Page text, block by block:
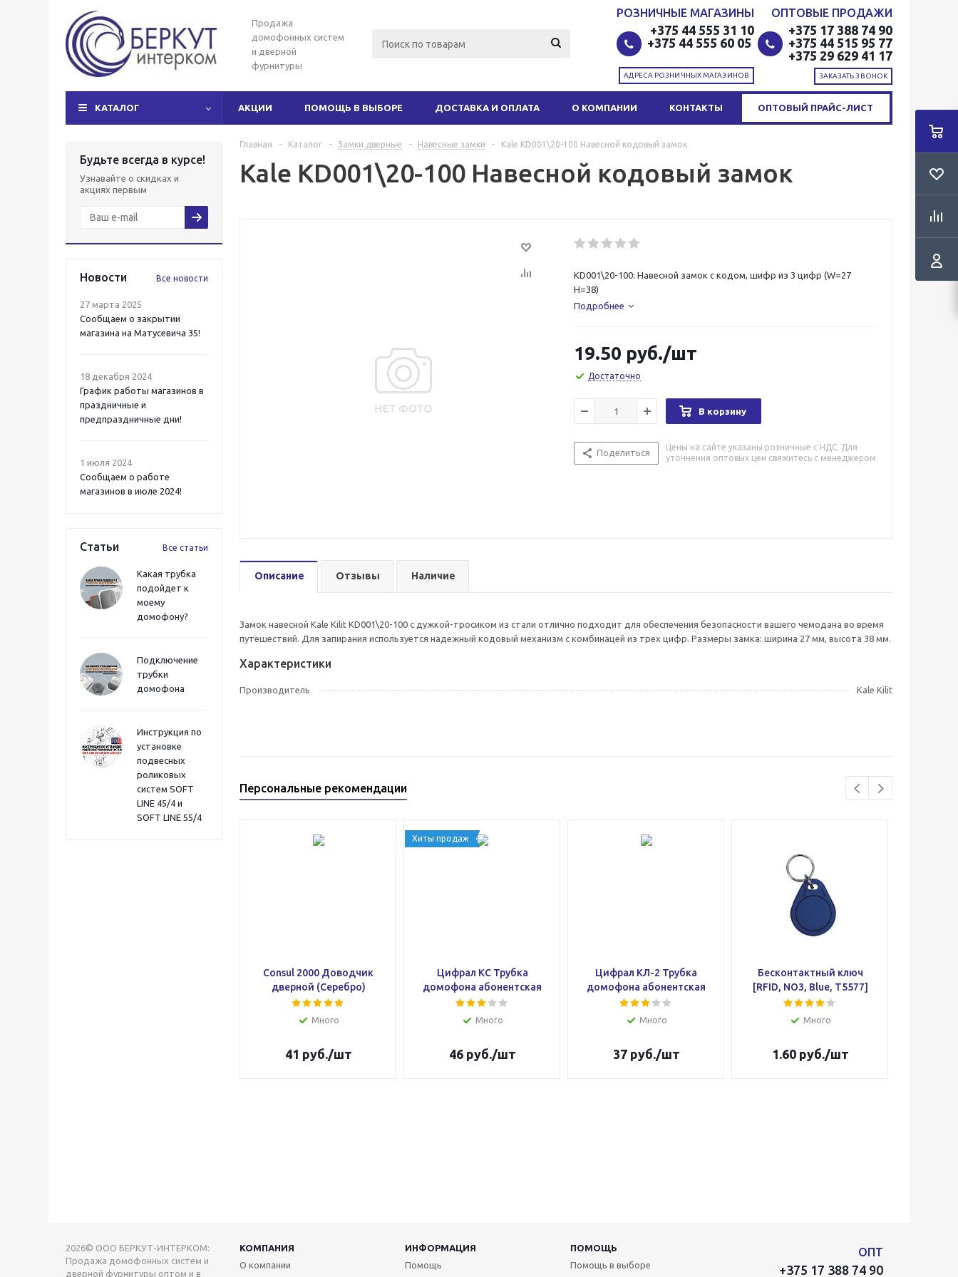
Продажа
домофонных систем
и дверной
фурнитуры
РОЗНИЧНЫЕ МАГАЗИНЫ
+375 44 555 31 10
+375 44 555 60 05
АДРЕСА РОЗНИЧНЫХ МАГАЗИНОВ
ОПТОВЫЕ ПРОДАЖИ
+375 17 388 74 90
+375 44 515 95 77
+375 29 629 41 17
ЗАКАЗАТЬ ЗВОНОК
КАТАЛОГ АКЦИИ ПОМОЩЬ В ВЫБОРЕ ДОСТАВКА И ОПЛАТА О КОМПАНИИ КОНТАКТЫ ОПТОВЫЙ ПРАЙС-ЛИСТ
Будьте всегда в курсе!
Узнавайте о скидках и
акциях первым
Новости Все новости
27 марта 2025
Сообщаем о закрытии
магазина на Матусевича 35!
18 декабря 2024
График работы магазинов в
праздничные и
предпраздничные дни!
1 июля 2024
Сообщаем о работе
магазинов в июле 2024!
Статьи Все статьи
Какая трубка
подойдет к
моему
домофону?
Подключение
трубки
домофона
Инструкция по
установке
подвесных
роликовых
систем SOFT
LINE 45/4 и
SOFT LINE 55/4
Главная - Каталог - Замки дверные - Навесные замки - Kale KD001\20-100 Навесной кодовый замок
Kale KD001\20-100 Навесной кодовый замок
KD001\20-100: Навесной замок с кодом, шифр из 3 цифр (W=27
H=38)
Подробнее
19.50 руб./шт
Достаточно
В корзину
Поделиться
Цены на сайте указаны розничные с НДС. Для
уточнения оптовых цен свяжитесь с менеджером
Описание Отзывы Наличие
Замок навесной Kale Kilit KD001\20-100 с дужкой-тросиком из стали отлично подходит для обеспечения безопасности вашего чемодана во время
путешествий. Для запирания используется надежный кодовый механизм с комбинацей из трех цифр. Размеры замка: ширина 27 мм, высота 38 мм.
Характеристики
Производитель Kale Kilit
Персональные рекомендации
Consul 2000 Доводчик
дверной (Серебро)
Много
41 руб./шт
Хиты продаж
Цифрал КС Трубка
домофона абонентская
Много
46руб./шт
Цифрал КЛ-2 Трубка
домофона абонентская
Много
37руб./шт
Бесконтактный ключ
[RFID, NO3, Blue, T5577]
Много
1.60руб./шт
2026© ООО БЕРКУТ-ИНТЕРКОМ:
Продажа домофонных систем и
дверной фурнитуры оптом и в
КОМПАНИЯ ИНФОРМАЦИЯ
ПОМОЩЬ
О компании
Помощь
Помощь в выборе
ОПТ
+375 17 388 74 90